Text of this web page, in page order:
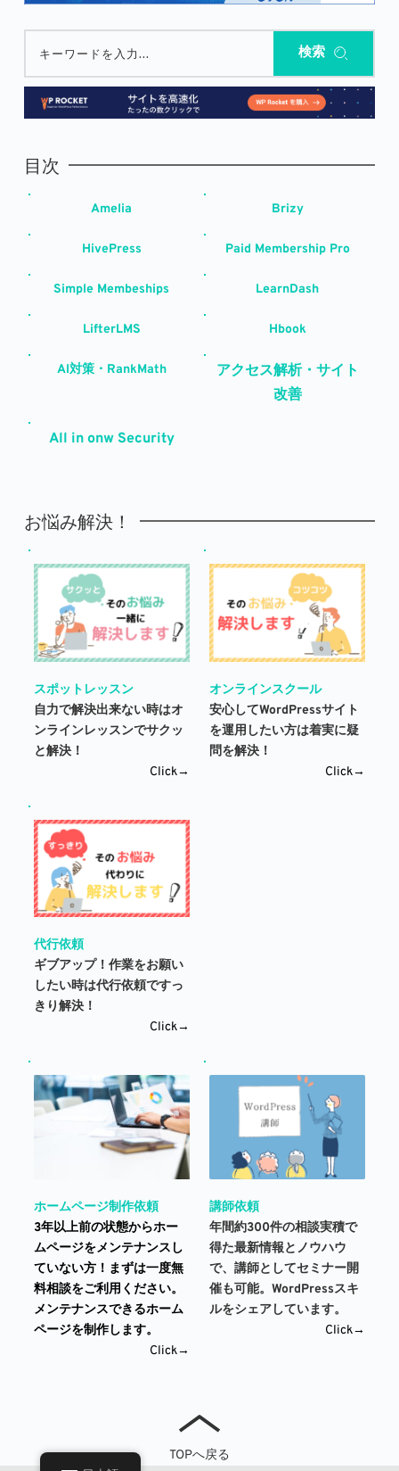
キーワードを入力... 検索
目次
Amelia Brizy
HivePress Paid Membership Pro
Simple Membeships LearnDash
LifterLMS Hbook
AI対策・RankMath
アクセス解析・サイト
改善
All in onw Security
お悩み解決！
スポットレッスン
自力で解決出来ない時はオ
ンラインレッスンでサクッ
と解決！
Click→
オンラインスクール
安心してWordPressサイト
を運用したい方は着実に疑
問を解決！
Click→
代行依頼
ギブアップ！作業をお願い
したい時は代行依頼ですっ
きり解決！
Click→
ホームページ制作依頼
3年以上前の状態からホー
ムページをメンテナンスし
ていない方！まずは一度無
料相談をご利用ください。
メンテナンスできるホーム
ページを制作します。
Click→
講師依頼
年間約300件の相談実積で
得た最新情報とノウハウ
で、講師としてセミナー開
催も可能。WordPressスキ
ルをシェアしています。
Click→
TOPへ戻る